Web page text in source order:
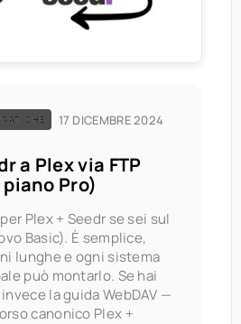
17 DICEMBRE 2024
a Plex via FTP
Pro)
Plex + Seedr se sei sul
Basic). È semplice,
lunghe e ogni sistema
può montarlo. Se hai
la guida WebDAV —
canonico Plex +